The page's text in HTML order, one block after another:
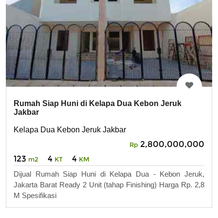
Rumah Siap Huni di Kelapa Dua Kebon Jeruk
Jakbar
Kelapa Dua Kebon Jeruk Jakbar
Rp 2,800,000,000
123 m2 4 KT 4 KM
Dijual Rumah Siap Huni di Kelapa Dua - Kebon Jeruk,
Jakarta Barat Ready 2 Unit (tahap Finishing) Harga Rp. 2,8
M Spesifikasi